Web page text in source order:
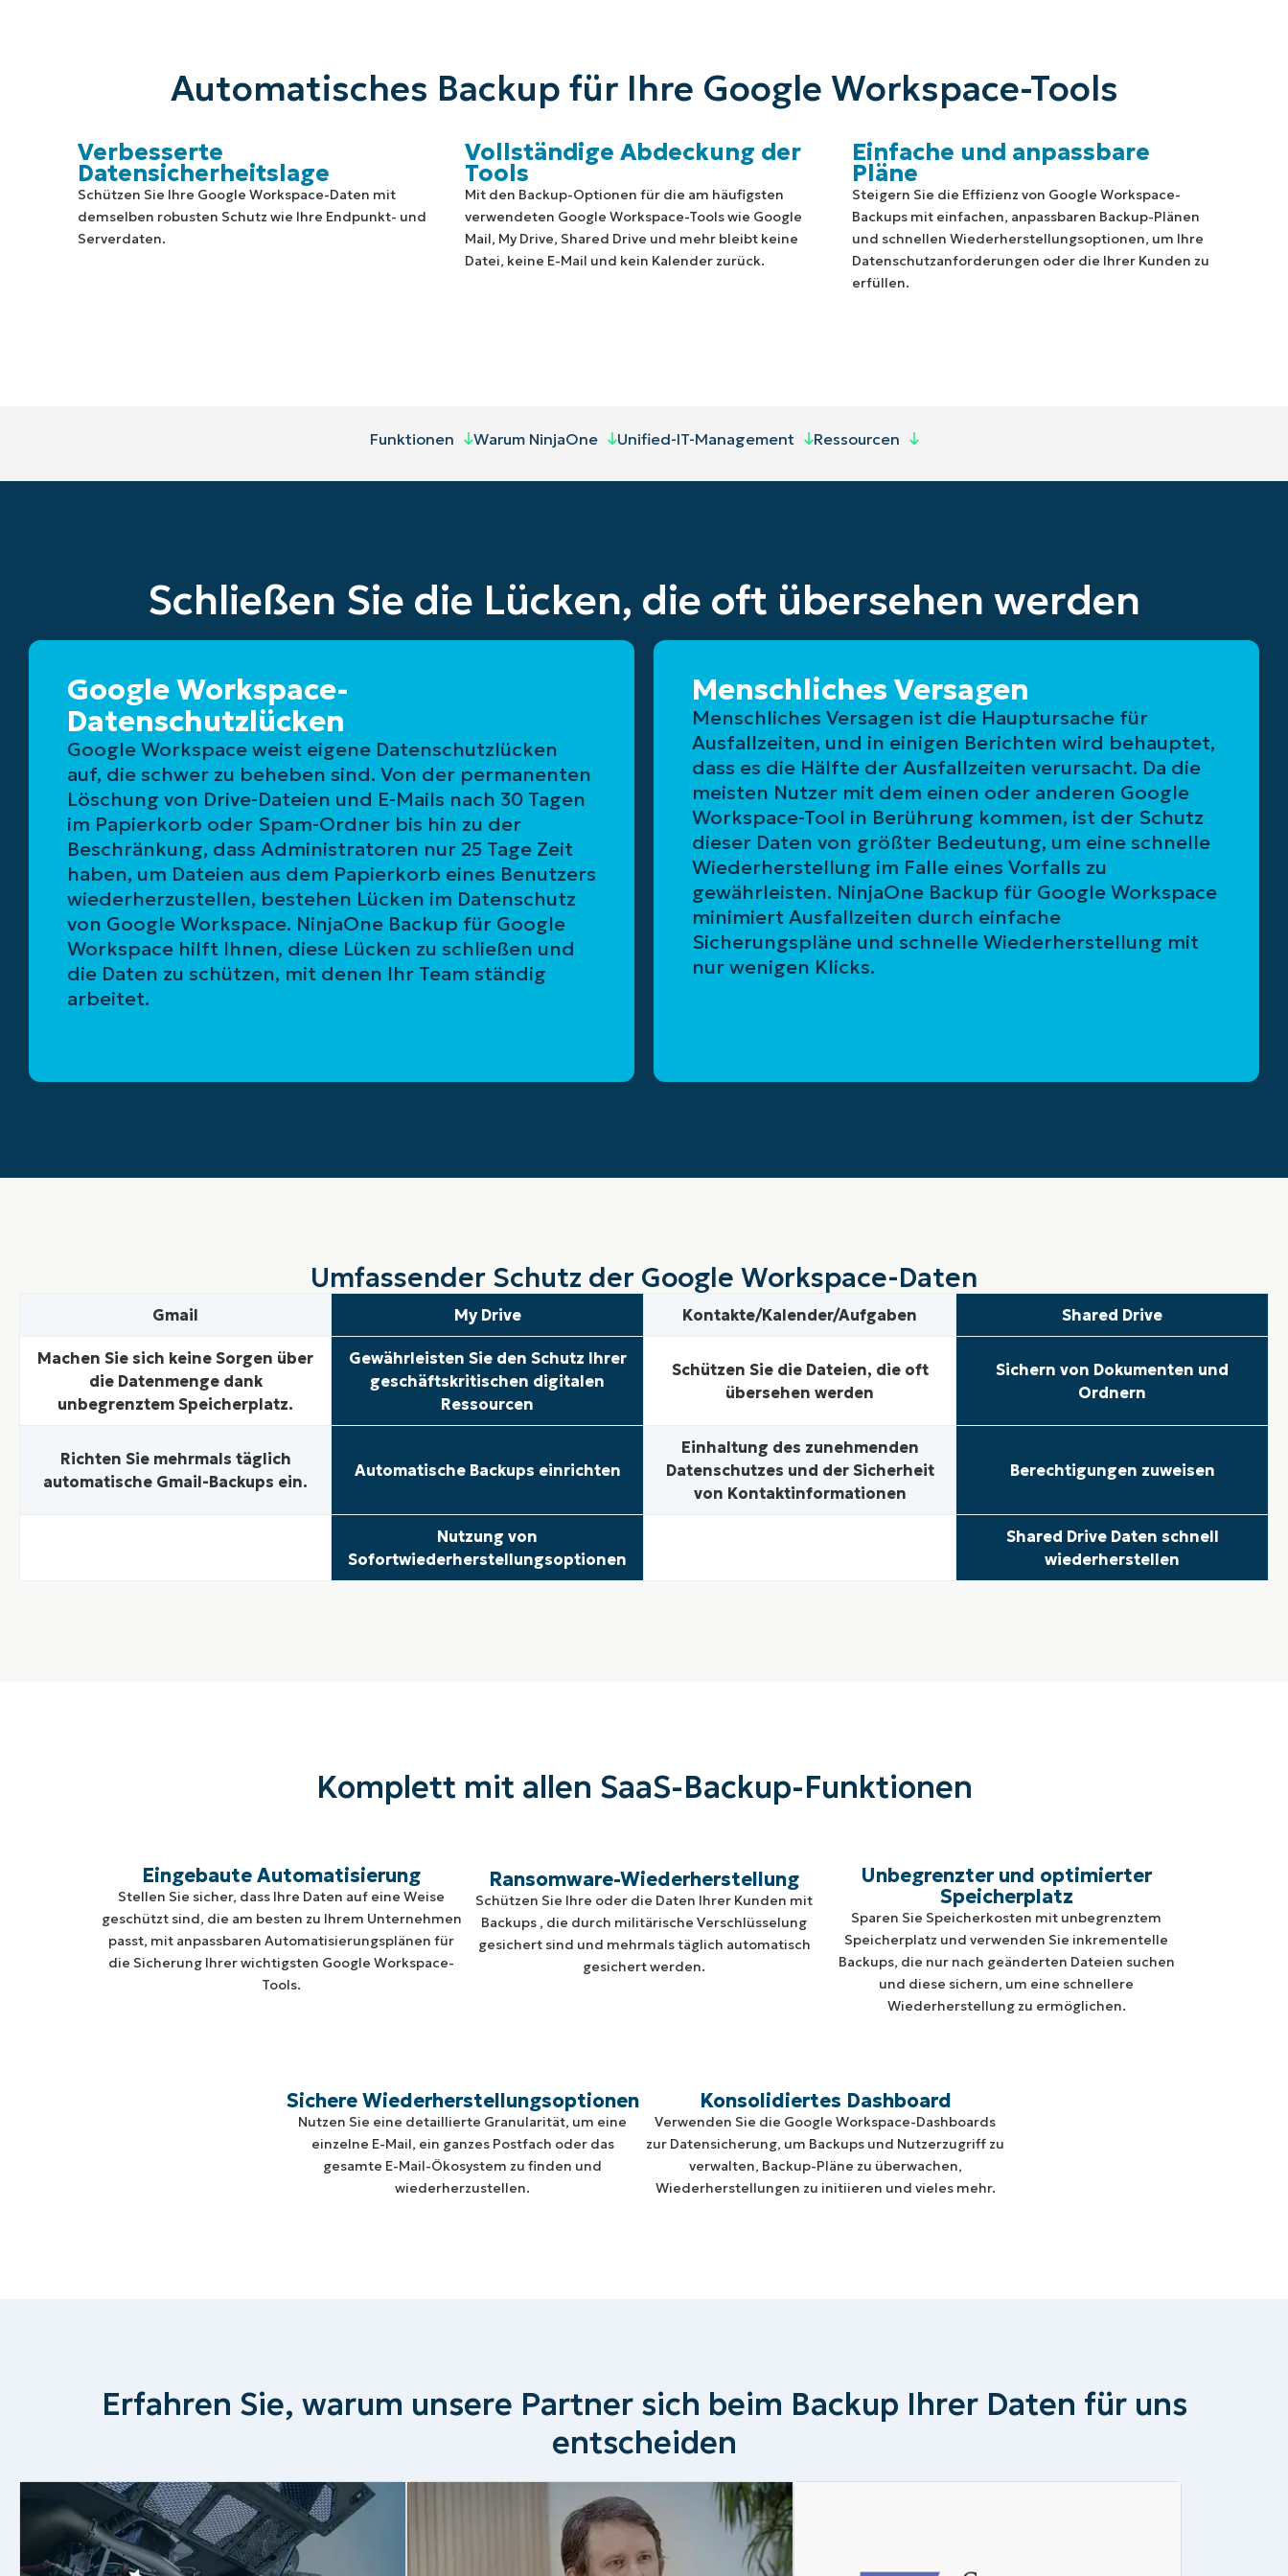
Automatisches Backup für Ihre Google Workspace-Tools
Verbesserte
Datensicherheitslage
Schützen Sie Ihre Google Workspace-Daten mit
demselben robusten Schutz wie Ihre Endpunkt- und
Serverdaten.
Vollständige Abdeckung der
Tools
Mit den Backup-Optionen für die am häufigsten
verwendeten Google Workspace-Tools wie Google
Mail, My Drive, Shared Drive und mehr bleibt keine
Datei, keine E-Mail und kein Kalender zurück.
Einfache und anpassbare
Pläne
Steigern Sie die Effizienz von Google Workspace-
Backups mit einfachen, anpassbaren Backup-Plänen
und schnellen Wiederherstellungsoptionen, um Ihre
Datenschutzanforderungen oder die Ihrer Kunden zu
erfüllen.
Funktionen Warum NinjaOne Unified-IT-Management Ressourcen
Schließen Sie die Lücken, die oft übersehen werden
Google Workspace-
Datenschutzlücken
Google Workspace weist eigene Datenschutzlücken
auf, die schwer zu beheben sind. Von der permanenten
Löschung von Drive-Dateien und E-Mails nach 30 Tagen
im Papierkorb oder Spam-Ordner bis hin zu der
Beschränkung, dass Administratoren nur 25 Tage Zeit
haben, um Dateien aus dem Papierkorb eines Benutzers
wiederherzustellen, bestehen Lücken im Datenschutz
von Google Workspace. NinjaOne Backup für Google
Workspace hilft Ihnen, diese Lücken zu schließen und
die Daten zu schützen, mit denen Ihr Team ständig
arbeitet.
Menschliches Versagen
Menschliches Versagen ist die Hauptursache für
Ausfallzeiten, und in einigen Berichten wird behauptet,
dass es die Hälfte der Ausfallzeiten verursacht. Da die
meisten Nutzer mit dem einen oder anderen Google
Workspace-Tool in Berührung kommen, ist der Schutz
dieser Daten von größter Bedeutung, um eine schnelle
Wiederherstellung im Falle eines Vorfalls zu
gewährleisten. NinjaOne Backup für Google Workspace
minimiert Ausfallzeiten durch einfache
Sicherungspläne und schnelle Wiederherstellung mit
nur wenigen Klicks.
Umfassender Schutz der Google Workspace-Daten
Gmail My Drive Kontakte/Kalender/Aufgaben Shared Drive
Machen Sie sich keine Sorgen über
die Datenmenge dank
unbegrenztem Speicherplatz.
Gewährleisten Sie den Schutz Ihrer
geschäftskritischen digitalen
Ressourcen
Schützen Sie die Dateien, die oft
übersehen werden
Sichern von Dokumenten und
Ordnern
Richten Sie mehrmals täglich
automatische Gmail-Backups ein.
Automatische Backups einrichten
Einhaltung des zunehmenden
Datenschutzes und der Sicherheit
von Kontaktinformationen
Berechtigungen zuweisen
Nutzung von
Sofortwiederherstellungsoptionen
Shared Drive Daten schnell
wiederherstellen
Komplett mit allen SaaS-Backup-Funktionen
Eingebaute Automatisierung
Stellen Sie sicher, dass Ihre Daten auf eine Weise
geschützt sind, die am besten zu Ihrem Unternehmen
passt, mit anpassbaren Automatisierungsplänen für
die Sicherung Ihrer wichtigsten Google Workspace-
Tools.
Ransomware-Wiederherstellung
Schützen Sie Ihre oder die Daten Ihrer Kunden mit
Backups , die durch militärische Verschlüsselung
gesichert sind und mehrmals täglich automatisch
gesichert werden.
Unbegrenzter und optimierter
Speicherplatz
Sparen Sie Speicherkosten mit unbegrenztem
Speicherplatz und verwenden Sie inkrementelle
Backups, die nur nach geänderten Dateien suchen
und diese sichern, um eine schnellere
Wiederherstellung zu ermöglichen.
Sichere Wiederherstellungsoptionen
Nutzen Sie eine detaillierte Granularität, um eine
einzelne E-Mail, ein ganzes Postfach oder das
gesamte E-Mail-Ökosystem zu finden und
wiederherzustellen.
Konsolidiertes Dashboard
Verwenden Sie die Google Workspace-Dashboards
zur Datensicherung, um Backups und Nutzerzugriff zu
verwalten, Backup-Pläne zu überwachen,
Wiederherstellungen zu initiieren und vieles mehr.
Erfahren Sie, warum unsere Partner sich beim Backup Ihrer Daten für uns
entscheiden